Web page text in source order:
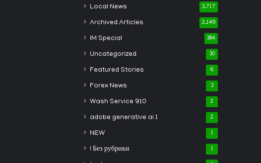
Local News 3,717
Archived Articles 2,149
IM Special 384
Uncategorized 30
Featured Stories 6
Forex News 3
Wash Service 910 2
adobe generative ai 1 2
NEW 1
! Без рубрики 1